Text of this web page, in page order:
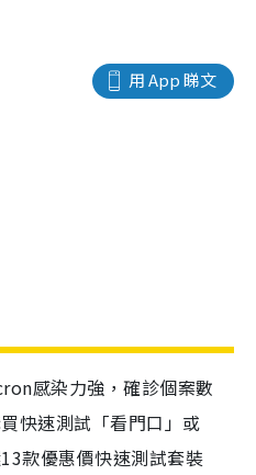
用 App 睇文
感染力強，確診個案數
快速測試「看門口」或
款優惠價快速測試套裝